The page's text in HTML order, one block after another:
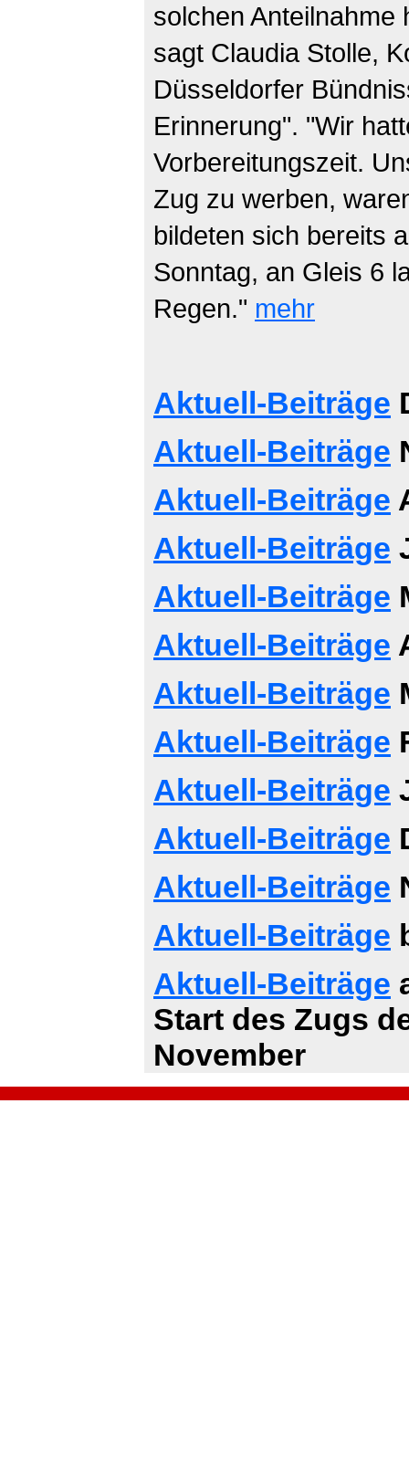
solchen Anteilnahme
sagt Claudia Stolle,
Düsseldorfer
Erinnerung". "Wir
Vorbereitungszeit.
Zug zu werben,
bildeten sich bereits
Sonntag, an Gleis 6
Regen." mehr
Aktuell-Beiträge
Aktuell-Beiträge
Aktuell-Beiträge
Aktuell-Beiträge
Aktuell-Beiträge
Aktuell-Beiträge
Aktuell-Beiträge
Aktuell-Beiträge
Aktuell-Beiträge
Aktuell-Beiträge
Aktuell-Beiträge
Aktuell-Beiträge
Aktuell-Beiträge
Start des Zugs
November